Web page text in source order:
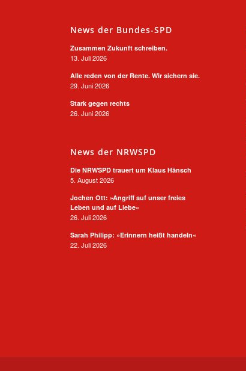
News der Bundes-SPD
Zusammen Zukunft schreiben.
13. Juli 2026
Alle reden von der Rente. Wir sichern sie.
29. Juni 2026
Stark gegen rechts
26. Juni 2026
News der NRWSPD
Die NRWSPD trauert um Klaus Hänsch
5. August 2026
Jochen Ott: »Angriff auf unser freies
Leben und auf Liebe«
26. Juli 2026
Sarah Philipp: »Erinnern heißt handeln«
22. Juli 2026